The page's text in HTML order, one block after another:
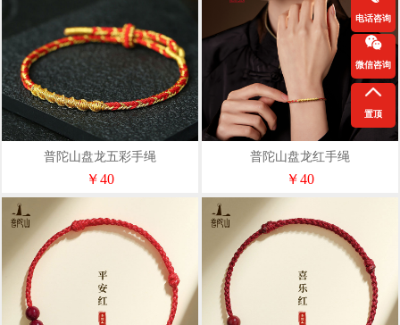
普陀山盘龙五彩手绳
￥40
普陀山盘龙红手绳
￥40
电话咨询
微信咨询
置顶